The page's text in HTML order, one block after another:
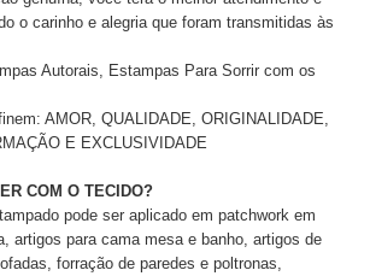
o carinho e alegria que foram transmitidas às
Autorais, Estampas Para Sorrir com os
AMOR, QUALIDADE, ORIGINALIDADE,
E EXCLUSIVIDADE
COM O TECIDO?
pode ser aplicado em patchwork em
artigos para cama mesa e banho, artigos de
forração de paredes e poltronas,